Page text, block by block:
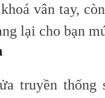
vân tay,
lại cho bạn
truyền